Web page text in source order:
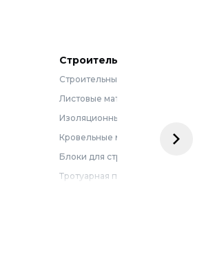
Строительные материалы
Строительные смеси
Листовые материалы
Изоляционные материалы
Кровельные материалы
Блоки для строительства
Тротуарная плитка